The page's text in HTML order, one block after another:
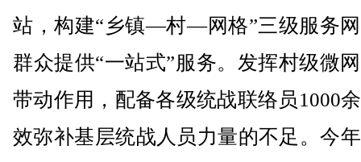
站，构建“乡镇—村—网格”三级服务
群众提供“一站式”服务。发挥村级微
带动作用，配备各级统战联络员1000
效弥补基层统战人员力量的不足。今